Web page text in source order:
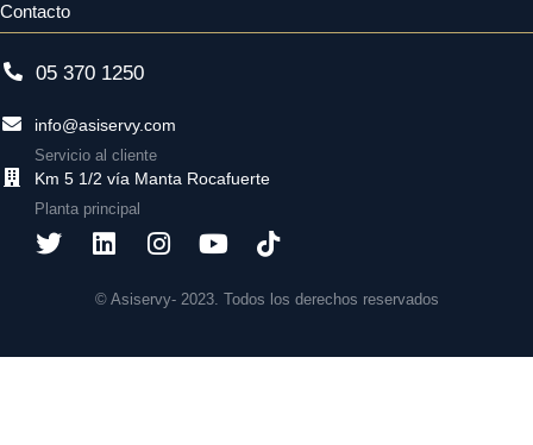
Contacto
05 370 1250
info@asiservy.com
Servicio al cliente
Km 5 1/2 vía Manta Rocafuerte
Planta principal
© Asiservy- 2023. Todos los derechos reservados